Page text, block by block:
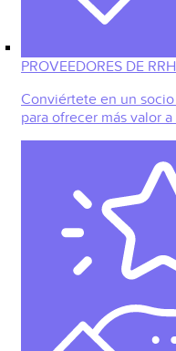
PROVEEDORES DE
Conviértete en un
para ofrecer más valor